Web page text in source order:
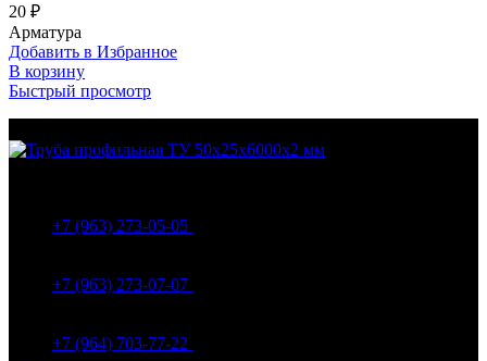
20 ₽
Арматура
Добавить в Избранное
В корзину
Быстрый просмотр
+7 (963) 273-05-05
+7 (963) 273-07-07
+7 (964) 703-77-22